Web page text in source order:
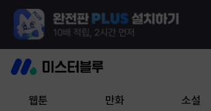
웹툰 만화 소설